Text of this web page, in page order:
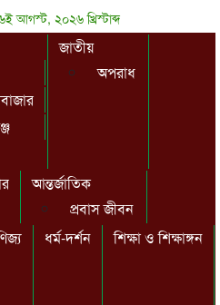
আগস্ট, ২০২৬ খ্রিস্টাব্দ
জাতীয়
অপরাধ
আন্তর্জাতিক
প্রবাস জীবন
ধর্ম-দর্শন শিক্ষা ও শিক্ষাঙ্গন